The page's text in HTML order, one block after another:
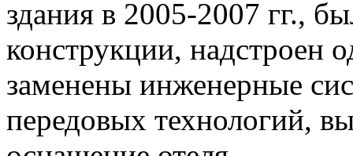
здания в 2005-2007 гг.,
конструкции, надстроен
заменены инженерные
передовых технологий,